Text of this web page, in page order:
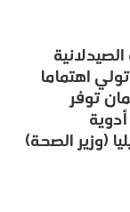
اهتماما
توفر
(وزير الصحة)